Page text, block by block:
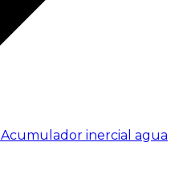
Acumulador inercial agua